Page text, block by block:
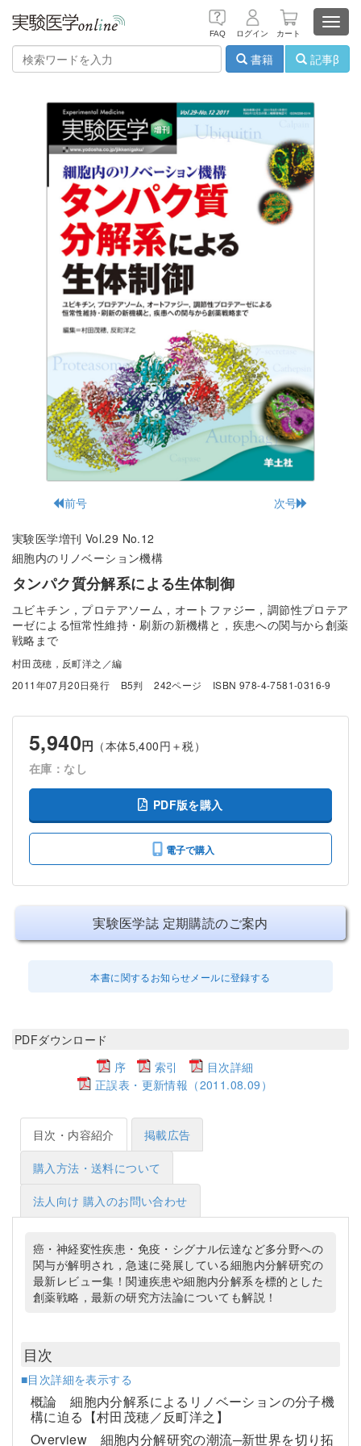
FAQ ログイン カート
書籍
記事β
前号 次号
実験医学増刊 Vol.29 No.12
細胞内のリノベーション機構
タンパク質分解系による生体制御
ユビキチン，プロテアソーム，オートファジー，調節性プロテア
ーゼによる恒常性維持・刷新の新機構と，疾患への関与から創薬
戦略まで
村田茂穂，反町洋之／編
2011年07月20日発行
B5判 242ページ ISBN 978-4-7581-0316-9
5,940円 （本体5,400円＋税）
在庫：なし
PDF版を購入
電子で購入
実験医学誌 定期購読のご案内
本書に関するお知らせメールに登録する
PDFダウンロード
序
索引
目次詳細
正誤表・更新情報（2011.08.09）
目次・内容紹介 掲載広告
購入方法・送料について
法人向け 購入のお問い合わせ
癌・神経変性疾患・免疫・シグナル伝達など多分野への
関与が解明され，急速に発展している細胞内分解研究の
最新レビュー集！関連疾患や細胞内分解系を標的とした
創薬戦略，最新の研究方法論についても解説！
目次
■目次詳細を表示する
概論 細胞内分解系によるリノベーションの分子機
構に迫る【村田茂穂／反町洋之】
Overview 細胞内分解研究の潮流─新世界を切り拓